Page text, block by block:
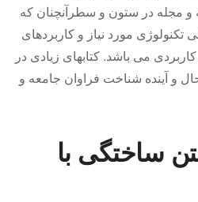
و مجله در ستون و سطرآنچنان که
مورد نیاز و کاربردهای
می باشد. کتابهای زیادی در
آینده شناخت فراوان جامعه و
ساختگی با